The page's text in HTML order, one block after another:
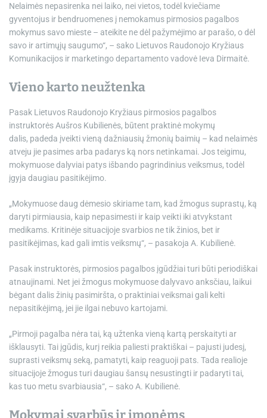
Nelaimės nepasirenka nei laiko, nei vietos, todėl kviečiame
gyventojus ir bendruomenes į nemokamus pirmosios pagalbos
mokymus savo mieste – ateikite ne dėl pažymėjimo ar parašo, o dėl
savo ir artimųjų saugumo“, – sako Lietuvos Raudonojo Kryžiaus
Komunikacijos ir marketingo departamento vadovė Ieva Dirmaitė.
Vieno karto neužtenka
Pasak Lietuvos Raudonojo Kryžiaus pirmosios pagalbos
instruktorės Aušros Kubilienės, būtent praktinė mokymų
dalis, padeda įveikti vieną dažniausių žmonių baimių – kad nelaimės
atveju jie pasimes arba padarys ką nors netinkamai. Jos teigimu,
mokymuose dalyviai patys išbando pagrindinius veiksmus, todėl
įgyja daugiau pasitikėjimo.
„Mokymuose daug dėmesio skiriame tam, kad žmogus suprastų, ką
daryti pirmiausia, kaip nepasimesti ir kaip veikti iki atvykstant
medikams. Kritinėje situacijoje svarbios ne tik žinios, bet ir
pasitikėjimas, kad gali imtis veiksmų“, – pasakoja A. Kubilienė.
Pasak instruktorės, pirmosios pagalbos įgūdžiai turi būti periodiškai
atnaujinami. Net jei žmogus mokymuose dalyvavo anksčiau, laikui
bėgant dalis žinių pasimiršta, o praktiniai veiksmai gali kelti
nepasitikėjimą, jei jie ilgai nebuvo kartojami.
„Pirmoji pagalba nėra tai, ką užtenka vieną kartą perskaityti ar
išklausyti. Tai įgūdis, kurį reikia paliesti praktiškai – pajusti judesį,
suprasti veiksmų seką, pamatyti, kaip reaguoji pats. Tada realioje
situacijoje žmogus turi daugiau šansų nesustingti ir padaryti tai,
kas tuo metu svarbiausia“, – sako A. Kubilienė.
Mokymai svarbūs ir įmonėms